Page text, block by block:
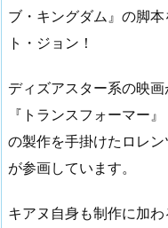
ブ・キングダム』の脚
ト・ジョン！
ディズアスター系の映
『トランスフォーマー』
の製作を手掛けたロレ
が参画しています。
キアヌ自身も制作に加